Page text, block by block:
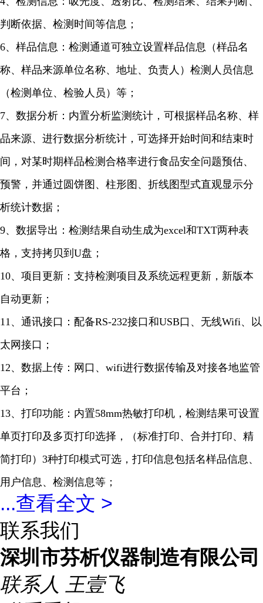
判断依据、检测时间等信息；
6、样品信息：检测通道可独立设置样品信息（样品名
称、样品来源单位名称、地址、负责人）检测人员信息
（检测单位、检验人员）等；
7、数据分析：内置分析监测统计，可根据样品名称、样
品来源、进行数据分析统计，可选择开始时间和结束时
间，对某时期样品检测合格率进行食品安全问题预估、
预警，并通过圆饼图、柱形图、折线图型式直观显示分
析统计数据；
9、数据导出：检测结果自动生成为excel和TXT两种表
格，支持拷贝到U盘；
10、项目更新：支持检测项目及系统远程更新，新版本
自动更新；
11、通讯接口：配备RS-232接口和USB口、无线Wifi、以
太网接口；
12、数据上传：网口、wifi进行数据传输及对接各地监管
平台；
13、打印功能：内置58mm热敏打印机，检测结果可设置
单页打印及多页打印选择，（标准打印、合并打印、精
简打印）3种打印模式可选，打印信息包括名样品信息、
用户信息、检测信息等；
...查看全文 >
联系我们
深圳市芬析仪器制造有限公司
联系人 王壹飞